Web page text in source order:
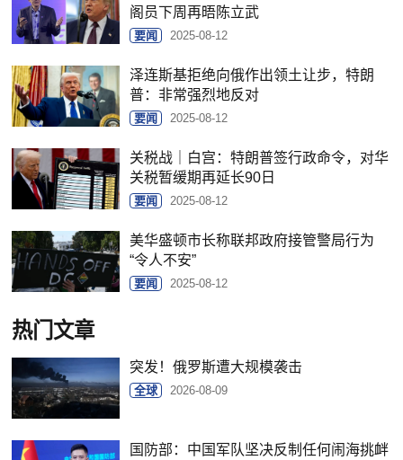
阁员下周再晤陈立武
要闻 2025-08-12
泽连斯基拒绝向俄作出领土让步，特朗
普：非常强烈地反对
要闻 2025-08-12
关税战｜白宫：特朗普签行政命令，对华
关税暂缓期再延长90日
要闻 2025-08-12
美华盛顿市长称联邦政府接管警局行为
“令人不安”
要闻 2025-08-12
热门文章
突发！俄罗斯遭大规模袭击
全球 2026-08-09
国防部：中国军队坚决反制任何闹海挑衅